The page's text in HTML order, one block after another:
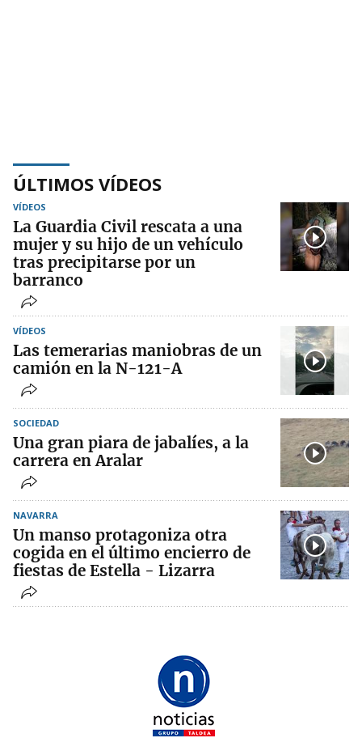
ÚLTIMOS VÍDEOS
VÍDEOS
La Guardia Civil rescata a una
mujer y su hijo de un vehículo
tras precipitarse por un
barranco
VÍDEOS
Las temerarias maniobras de un
camión en la N-121-A
SOCIEDAD
Una gran piara de jabalíes, a la
carrera en Aralar
NAVARRA
Un manso protagoniza otra
cogida en el último encierro de
fiestas de Estella - Lizarra